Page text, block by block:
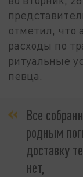
отметил, что
расходы по
ритуальные
певца.
Все
родным
доставку
нет,